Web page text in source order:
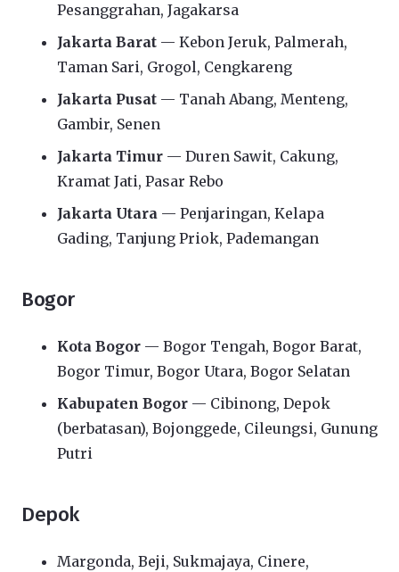
Pesanggrahan, Jagakarsa
Jakarta Barat — Kebon Jeruk, Palmerah,
Taman Sari, Grogol, Cengkareng
Jakarta Pusat — Tanah Abang, Menteng,
Gambir, Senen
Jakarta Timur — Duren Sawit, Cakung,
Kramat Jati, Pasar Rebo
Jakarta Utara — Penjaringan, Kelapa
Gading, Tanjung Priok, Pademangan
Bogor
Kota Bogor — Bogor Tengah, Bogor Barat,
Bogor Timur, Bogor Utara, Bogor Selatan
Kabupaten Bogor — Cibinong, Depok
(berbatasan), Bojonggede, Cileungsi, Gunung
Putri
Depok
Margonda, Beji, Sukmajaya, Cinere,